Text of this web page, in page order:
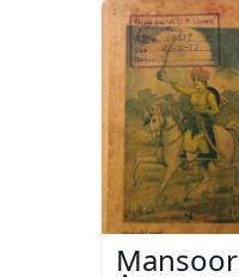
Mansoor